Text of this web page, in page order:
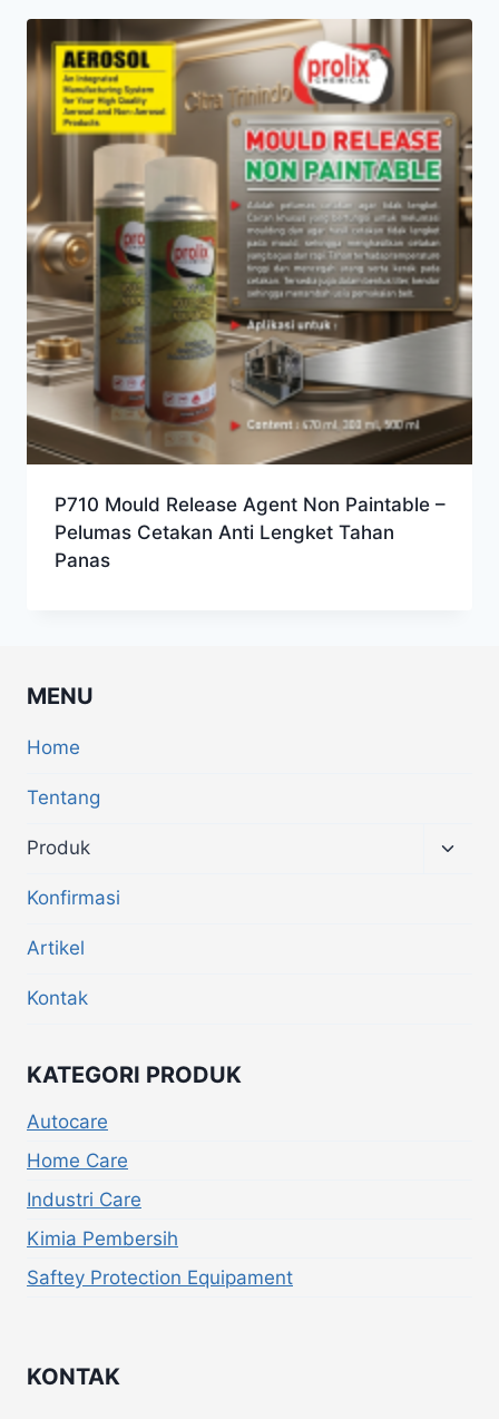
P710 Mould Release Agent Non Paintable –
Pelumas Cetakan Anti Lengket Tahan
Panas
MENU
Home
Tentang
Produk
Konfirmasi
Artikel
Kontak
KATEGORI PRODUK
Autocare
Home Care
Industri Care
Kimia Pembersih
Saftey Protection Equipament
KONTAK